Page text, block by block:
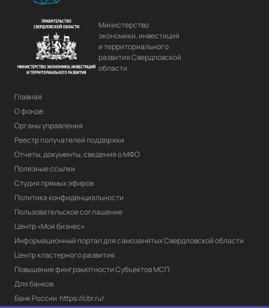
Министерство
экономики, инвестиций
и территориального
развития Свердловской
области
Главная
О фонде
Органы управления
Реестр получателей поддержки
Отчеты, документы, сведения о МФО
Полезные ссылки
Студия прямых эфиров
Политика конфиденциальности
Пользовательское соглашение
Центр «Мой бизнес»
Информационный портал для самозанятых Свердловской области
Центр кластерного развития
Повышение финграмотности Субъектов МСП
Для банков
Банк России https://cbr.ru/